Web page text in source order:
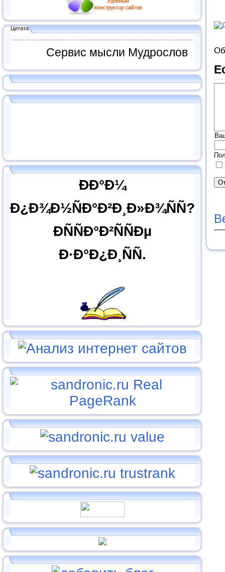
Цитата
Сервис мысли Мудрослов
ÐÐ°Ð¼
Ð¿Ð¾Ð½ÑÐ°Ð²Ð¸Ð»Ð¾ÑÑ?
ÐÑÑÐ°Ð²ÑÑÐµ
Ð·Ð°Ð¿Ð¸ÑÑ.